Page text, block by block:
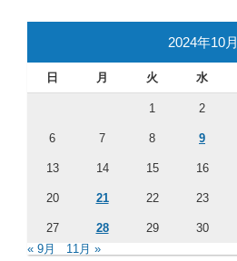
2024年10月
日 月 火 水
1 2
6 7 8 9
13 14 15 16
20 21 22 23
27 28 29 30
« 9月
11月 »